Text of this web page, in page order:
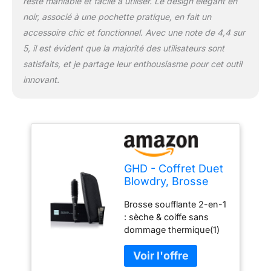
pour une expérience de
coiffage agréable. Temps
secondes. Mode veille
automatique : s'éteint si
noir, associé à une pochette pratique, en fait un
accessoire chic et fonctionnel. Avec une note de 4,4 sur
5, il est évident que la majorité des utilisateurs sont
satisfaits, et je partage leur enthousiasme pour cet outil
innovant.
GHD - Coffret Duet
Blowdry, Brosse
Professionnelle 2-
en-1 (Noir), Crème
Volume Brushing &
Pochette incluses.
Sèche & Coiffe
Brosse soufflante 2-en-1
: sèche & coiffe sans
dommage thermique(1)
volume(2), sans
frisottis(3) et 50% de